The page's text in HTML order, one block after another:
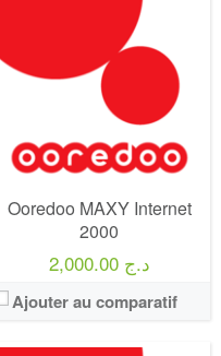
Ooredoo MAXY Internet
2000
2,000.00 د.ج
Ajouter au comparatif
Ooredoo
Ooredoo MAXY Hadra 2000
Prix:
2 000 Da
3 000 DA
Internet:4 Go
View Details →